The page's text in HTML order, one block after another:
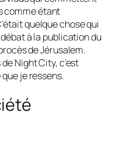
comme étant
quelque chose qui
à la publication du
de Jérusalem.
Night City, c’est
je ressens.